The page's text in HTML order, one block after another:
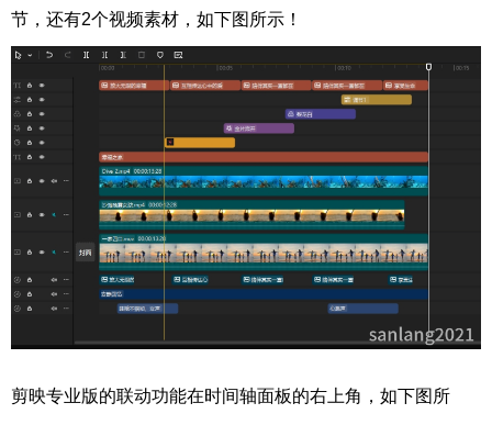
节，还有2个视频素材，如下图所示！
剪映专业版的联动功能在时间轴面板的右上角，如下图所